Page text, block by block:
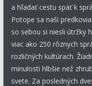
a hľadať cestu späť k
Potope sa naši
so sebou si niesli útržky
viac ako 250 rôznych
rozličných kultúrach.
minulosti hlbšie než
svete. Za posledných